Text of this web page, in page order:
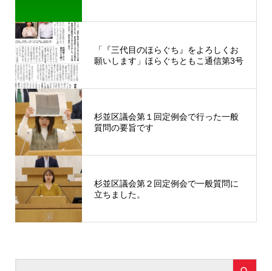
「『三代目のほらぐち』をよろしくお
願いします」ほらぐちともこ通信第3号
杉並区議会第１回定例会で行った一般
質問の要旨です
杉並区議会第２回定例会で一般質問に
立ちました。